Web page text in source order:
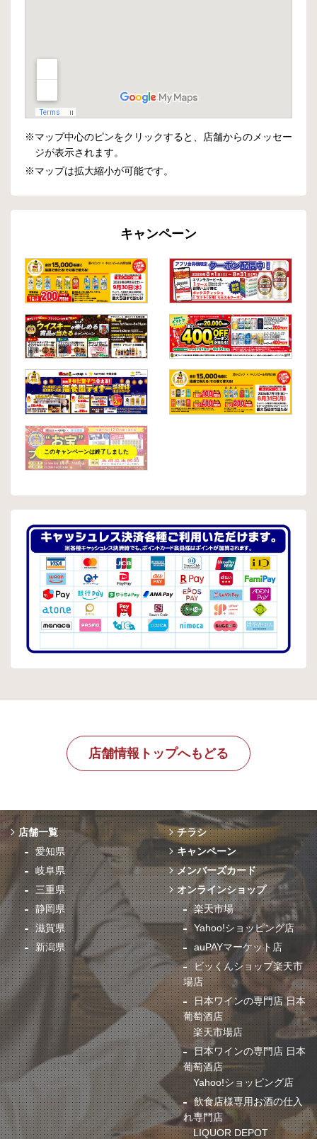
※マップ中心のピンをクリックすると、店舗からのメッセー
ジが表示されます。
※マップは拡大縮小が可能です。
キャンペーン
店舗情報トップへもどる
店舗一覧
愛知県
岐阜県
三重県
静岡県
滋賀県
新潟県
チラシ
キャンペーン
メンバーズカード
オンラインショップ
楽天市場
Yahoo!ショッピング店
auPAYマーケット店
ビッくんショップ楽天市
場店
日本ワインの専門店 日本
葡萄酒店
楽天市場店
日本ワインの専門店 日本
葡萄酒店
Yahoo!ショッピング店
飲食店様専用お酒の仕入
れ専門店
LIQUOR DEPOT